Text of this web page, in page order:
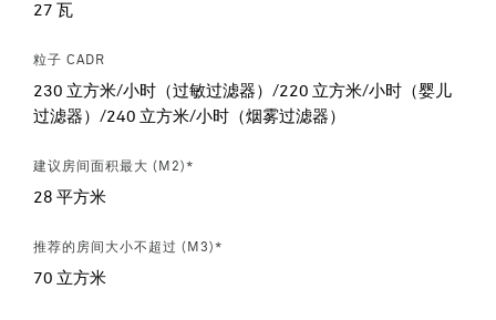
27 瓦
粒子 CADR
230 立方米/小时（过敏过滤器）/220 立方米/小时（婴儿
过滤器）/240 立方米/小时（烟雾过滤器）
建议房间面积最大 (M2)*
28 平方米
推荐的房间大小不超过 (M3)*
70 立方米